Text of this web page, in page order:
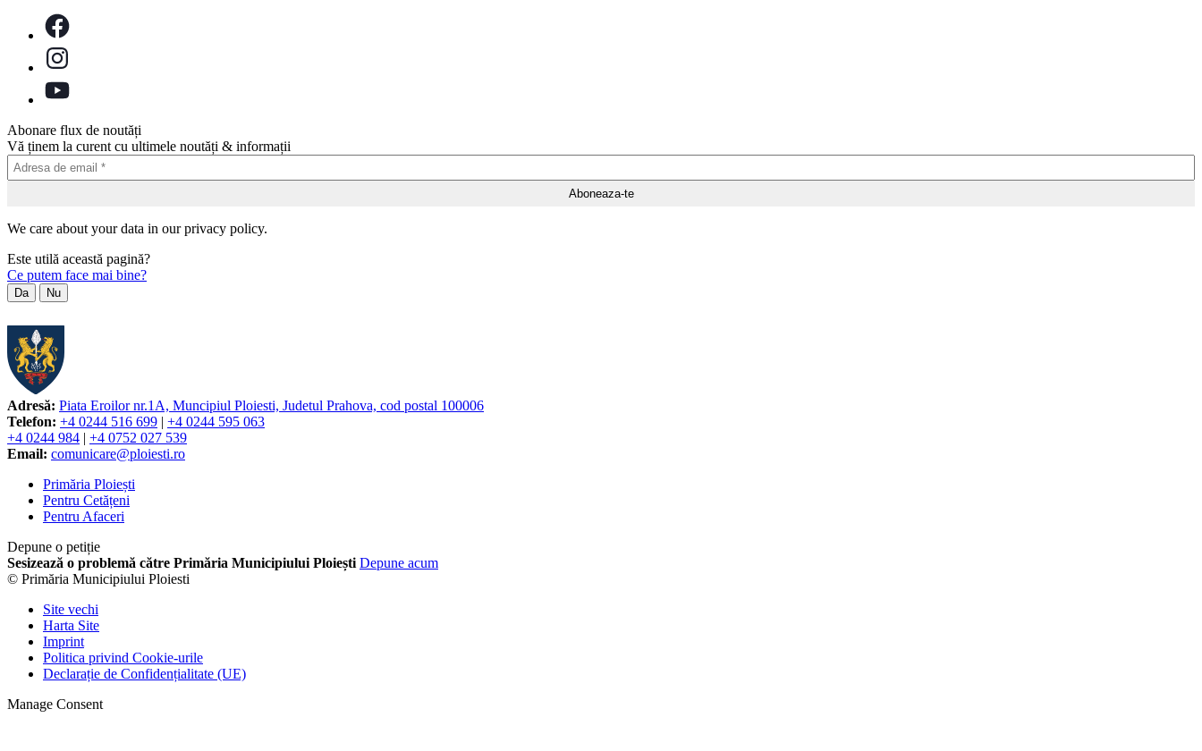
Abonare flux de noutăți
Vă ținem la curent cu ultimele noutăți & informații
We care about your data in our privacy policy.
Este utilă această pagină?
Ce putem face mai bine?
Da Nu
Adresă: Piata Eroilor nr.1A, Muncipiul Ploiesti, Judetul Prahova, cod postal 100006
Telefon: +4 0244 516 699 | +4 0244 595 063
+4 0244 984 | +4 0752 027 539
Email: comunicare@ploiesti.ro
Primăria Ploiești
Pentru Cetățeni
Pentru Afaceri
Depune o petiție
Sesizează o problemă către Primăria Municipiului Ploiești Depune acum
© Primăria Municipiului Ploiesti
Site vechi
Harta Site
Imprint
Politica privind Cookie-urile
Declarație de Confidențialitate (UE)
Manage Consent